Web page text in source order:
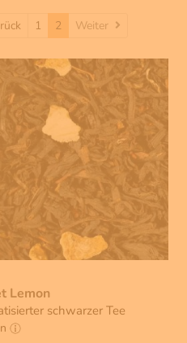
Zurück
1 2 Weiter
Lemon
schwarzer Tee